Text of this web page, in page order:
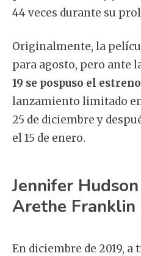
44 veces durante su
Originalmente, la
para agosto, pero ante
19 se pospuso el estreno
lanzamiento limitado
25 de diciembre y
el 15 de enero.
Jennifer
Arethe Franklin
En diciembre de 2019, a